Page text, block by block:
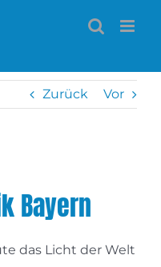
Zurück Vor
Bayern
das Licht der Welt